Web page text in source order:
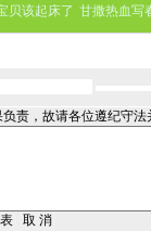
贝该起床了 甘撒热血写
责，故请各位遵纪守